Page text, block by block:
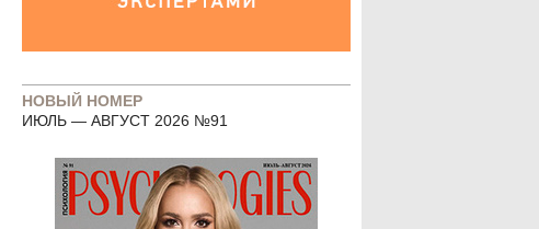
НОВЫЙ НОМЕР
ИЮЛЬ — АВГУСТ 2026 №91